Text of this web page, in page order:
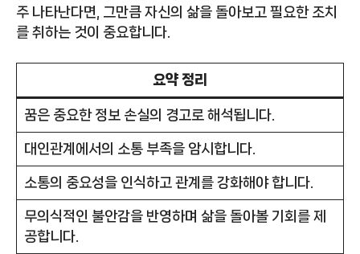
주 나타난다면, 그만큼 자신의 삶을 돌아보고 필요한 조치
를 취하는 것이 중요합니다.
요약 정리
꿈은 중요한 정보 손실의 경고로 해석됩니다.
대인관계에서의 소통 부족을 암시합니다.
소통의 중요성을 인식하고 관계를 강화해야 합니다.
무의식적인 불안감을 반영하며 삶을 돌아볼 기회를 제
공합니다.